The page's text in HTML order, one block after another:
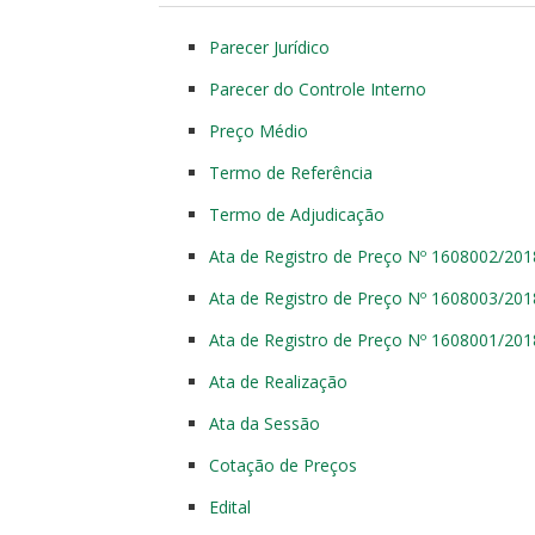
Parecer Jurídico
Parecer do Controle Interno
Preço Médio
Termo de Referência
Termo de Adjudicação
Ata de Registro de Preço Nº 1608002/
Ata de Registro de Preço Nº 1608003/
Ata de Registro de Preço Nº 1608001/
Ata de Realização
Ata da Sessão
Cotação de Preços
Edital